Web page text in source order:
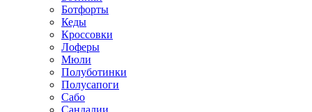
Ботфорты
Кеды
Кроссовки
Лоферы
Мюли
Полуботинки
Полусапоги
Сабо